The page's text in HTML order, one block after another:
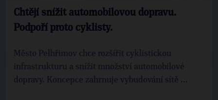
Chtějí snížit automobilovou dopravu.
Podpoří proto cyklisty.
Město Pelhřimov chce rozšířit cyklistickou
infrastrukturu a snížit množství automobilové
dopravy. Koncepce zahrnuje vybudování sítě ...